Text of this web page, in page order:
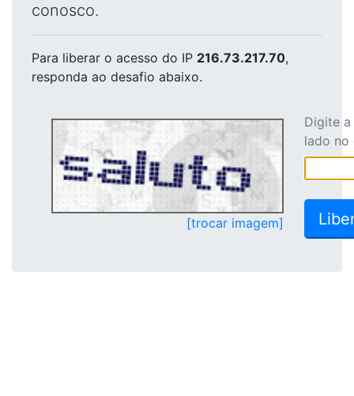
conosco.
Para liberar o acesso do IP 216.73.217.70,
responda ao desafio abaixo.
[trocar imagem]
Digite
lado no